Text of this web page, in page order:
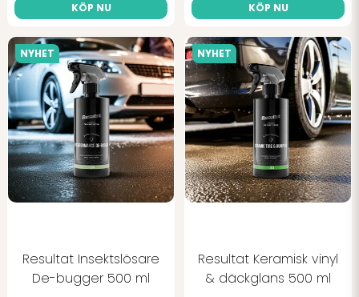
KÖP NU KÖP NU
Resultat Insektslösare
De-bugger 500 ml
NYHET
Resultat Keramisk vinyl
& däckglans 500 ml
NYHET